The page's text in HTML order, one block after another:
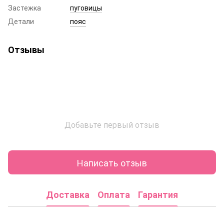
Застежка
пуговицы
Детали
пояс
Отзывы
Добавьте первый отзыв
Написать отзыв
Доставка Оплата Гарантия